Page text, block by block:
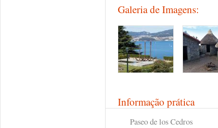
Galeria de Imagens:
Informação prática
Paseo de los Cedros